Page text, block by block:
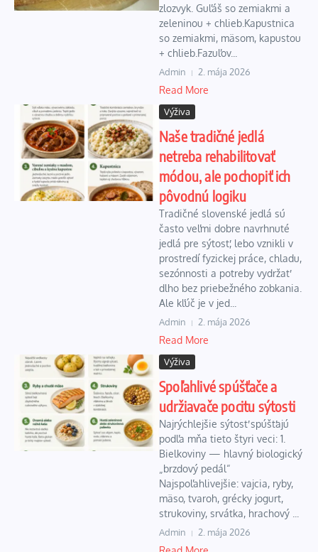
zlozvyk. Guľáš so zemiakmi a
zeleninou + chlieb.Kapustnica
so zemiakmi, mäsom, kapustou
+ chlieb.Fazuľov...
Admin 2. mája 2026
Read More
Výživa
Naše tradičné jedlá
netreba rehabilitovať
módou, ale pochopiť ich
pôvodnú logiku
Tradičné slovenské jedlá sú
často veľmi dobre navrhnuté
jedlá pre sýtosť, lebo vznikli v
prostredí fyzickej práce, chladu,
sezónnosti a potreby vydržať
dlho bez priebežného zobkania.
Ale kľúč je v jed...
Admin 2. mája 2026
Read More
Výživa
Spoľahlivé spúšťače a
udržiavače pocitu sýtosti
Najrýchlejšie sýtosť spúšťajú
podľa mňa tieto štyri veci: 1.
Bielkoviny — hlavný biologický
„brzdový pedál“
Najspoľahlivejšie: vajcia, ryby,
mäso, tvaroh, grécky jogurt,
strukoviny, srvátka, hrachový ...
Admin 2. mája 2026